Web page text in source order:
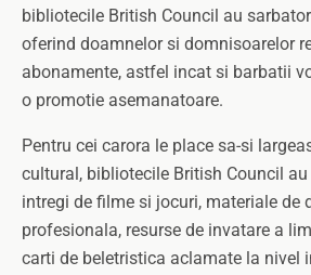
bibliotecile British Council au
oferind doamnelor si domnisoarelor
abonamente, astfel incat si barbatii
o promotie asemanatoare.
Pentru cei carora le place sa-si
cultural, bibliotecile British Council
intregi de filme si jocuri, materiale de
profesionala, resurse de invatare a
carti de beletristica aclamate la nivel